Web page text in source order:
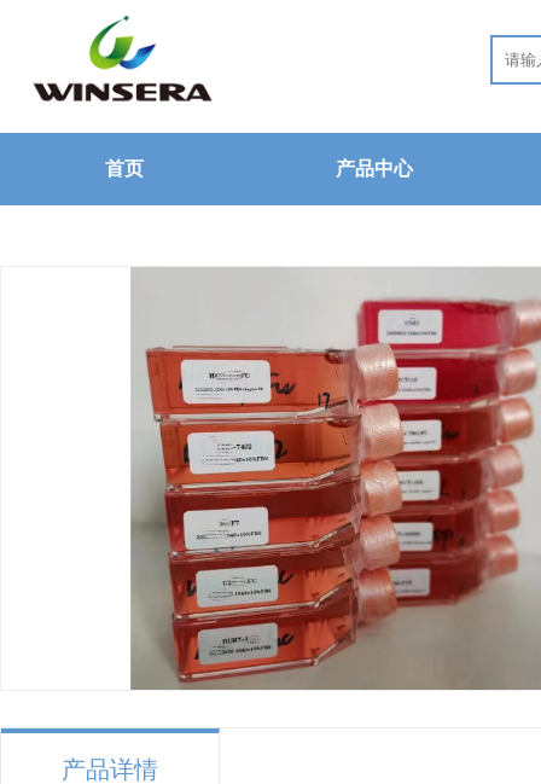
首页 产品中心
产品详情